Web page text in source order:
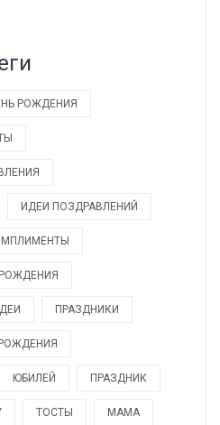
РОЖДЕНИЯ
ИДЕИ ПОЗДРАВЛЕНИЙ
ПРАЗДНИКИ
ЮБИЛЕЙ ПРАЗДНИК
ТОСТЫ МАМА